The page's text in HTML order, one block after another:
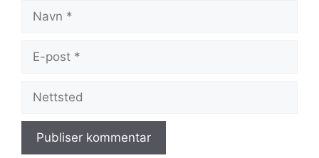
Navn
Nettsted